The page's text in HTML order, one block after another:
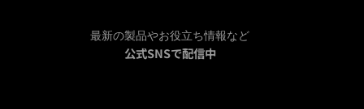
最新の製品やお役立ち情報など
公式SNSで配信中